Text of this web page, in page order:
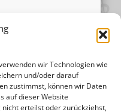
wir Technologien wie
und/oder darauf
zustimmst, können wir Daten
auf dieser Website
erteilst oder zurückziehst,